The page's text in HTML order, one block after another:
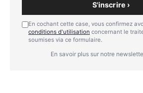
S'inscrire ›
En cochant cette case, vous confirmez
conditions d'utilisation concernant le
soumises via ce formulaire.
En savoir plus sur notre